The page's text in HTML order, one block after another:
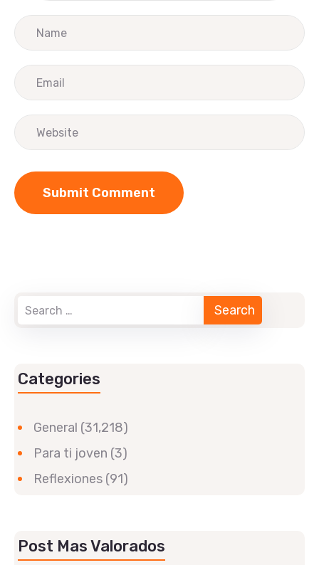
Categories
General (31,218)
Para ti joven (3)
Reflexiones (91)
Post Mas Valorados